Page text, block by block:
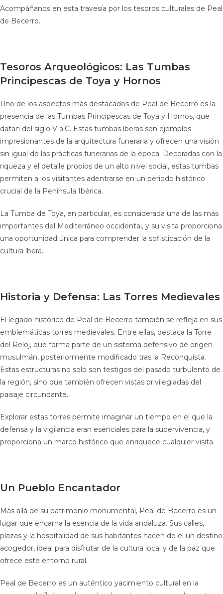
Acompáñanos en esta travesía por los tesoros culturales de Peal
de Becerro.
Tesoros Arqueológicos: Las Tumbas
Principescas de Toya y Hornos
Uno de los aspectos más destacados de Peal de Becerro es la
presencia de las Tumbas Principescas de Toya y Hornos, que
datan del siglo V a.C. Estas tumbas íberas son ejemplos
impresionantes de la arquitectura funeraria y ofrecen una visión
sin igual de las prácticas funerarias de la época. Decoradas con la
riqueza y el detalle propios de un alto nivel social, estas tumbas
permiten a los visitantes adentrarse en un periodo histórico
crucial de la Península Ibérica.
La Tumba de Toya, en particular, es considerada una de las más
importantes del Mediterráneo occidental, y su visita proporciona
una oportunidad única para comprender la sofisticación de la
cultura íbera.
Historia y Defensa: Las Torres Medievales
El legado histórico de Peal de Becerro también se refleja en sus
emblemáticas torres medievales. Entre ellas, destaca la Torre
del Reloj, que forma parte de un sistema defensivo de origen
musulmán, posteriormente modificado tras la Reconquista.
Estas estructuras no solo son testigos del pasado turbulento de
la región, sino que también ofrecen vistas privilegiadas del
paisaje circundante.
Explorar estas torres permite imaginar un tiempo en el que la
defensa y la vigilancia eran esenciales para la supervivencia, y
proporciona un marco histórico que enriquece cualquier visita.
Un Pueblo Encantador
Más allá de su patrimonio monumental, Peal de Becerro es un
lugar que encarna la esencia de la vida andaluza. Sus calles,
plazas y la hospitalidad de sus habitantes hacen de él un destino
acogedor, ideal para disfrutar de la cultura local y de la paz que
ofrece este entorno rural.
Peal de Becerro es un auténtico yacimiento cultural en la